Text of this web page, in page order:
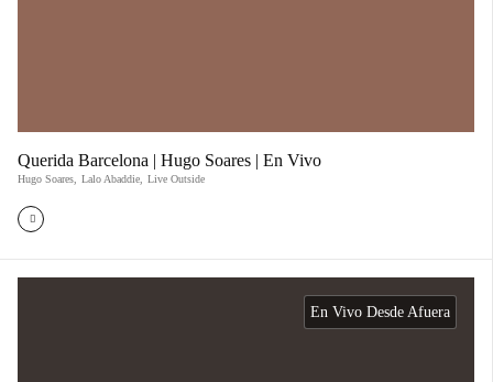
Querida Barcelona | Hugo Soares | En Vivo
Hugo Soares Lalo Abaddie Live Outside
En Vivo Desde Afuera